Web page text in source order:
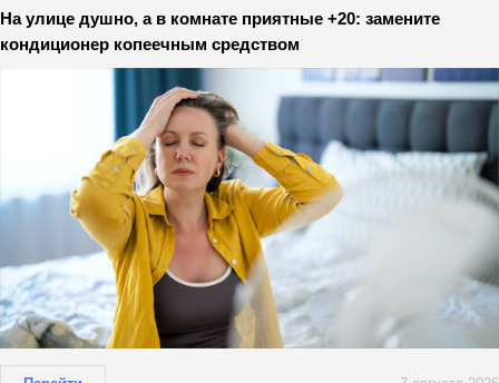
На улице душно, а в комнате приятные +20: замените
кондиционер копеечным средством